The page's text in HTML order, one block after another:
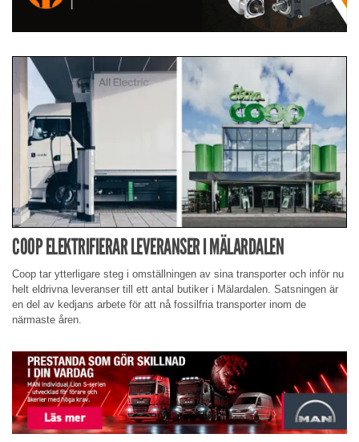
COOP ELEKTRIFIERAR LEVERANSER I MÄLARDALEN
Coop tar ytterligare steg i omställningen av sina transporter och inför nu
helt eldrivna leveranser till ett antal butiker i Mälardalen. Satsningen är
en del av kedjans arbete för att nå fossilfria transporter inom de
närmaste åren.